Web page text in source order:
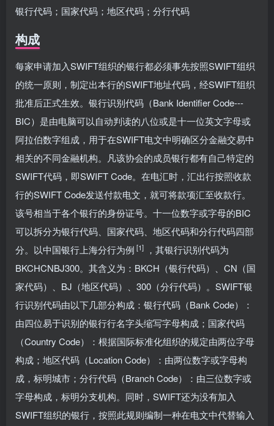
银行代码；国家代码；地区代码；分行代码
构成
每家申请加入SWIFT组织的银行都必须事先按照SWIFT组织
的统一原则，制定出本行的SWIFT地址代码，经SWIFT组织
批准后正式生效。银行识别代码（Bank Identifier Code---
BIC）是由电脑可以自动判读的八位或是十一位英文字母或
阿拉伯数字组成，用于在SWIFT电文中明确区分金融交易中
相关的不同金融机构。凡该协会的成员银行都有自己特定的
SWIFT代码，即SWIFT Code。在电汇时，汇出行按照收款
行的SWIFT Code发送付款电文，就可将款项汇至收款行。
该号相当于各个银行的身份证号。十一位数字或字母的BIC
可以拆分为银行代码、国家代码、地区代码和分行代码四部
分。以中国银行上海分行为例 [1]
，其银行识别代码为
BKCHCNBJ300。其含义为：BKCH（银行代码）、CN（国
家代码）、BJ（地区代码）、300（分行代码）。SWIFT银
行识别代码由以下几部分构成：银行代码（Bank Code）：
由四位易于识别的银行行名字头缩写字母构成；国家代码
（Country Code）：根据国际标准化组织的规定由两位字母
构成；地区代码（Location Code）：由两位数字或字母构
成，标明城市；分行代码（Branch Code）：由三位数字或
字母构成，标明分支机构。同时，SWIFT还为没有加入
SWIFT组织的银行，按照此规则编制一种在电文中代替输入